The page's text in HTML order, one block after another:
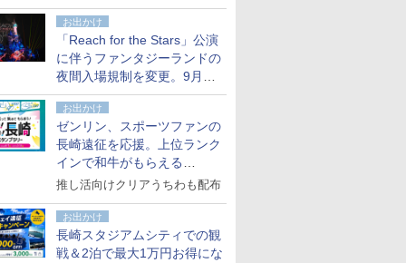
でアサートン高原の日本語ガ
イド付きツアーに参加してみ
た
お出かけ
「Reach for the Stars」公演
に伴うファンタジーランドの
夜間入場規制を変更。9月か
ら18時50分～20時ごろに
お出かけ
ゼンリン、スポーツファンの
長崎遠征を応援。上位ランク
インで和牛がもらえる
「GO！GO！長崎スタンプラ
推し活向けクリアうちわも配布
お出かけ
長崎スタジアムシティでの観
戦＆2泊で最大1万円お得にな